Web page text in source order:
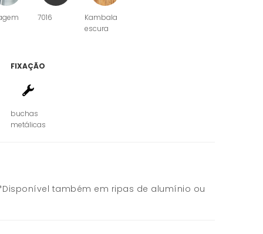
7016
Kambala
escura
FIXAÇÃO
buchas
metálicas
também em ripas de alumínio ou